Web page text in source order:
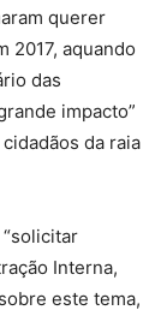
querer
2017, aquando
das
impacto”
da raia
Interna,
este tema,